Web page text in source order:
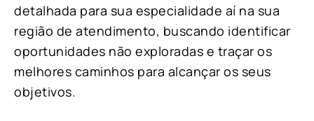
detalhada para sua especialidade aí na sua
região de atendimento, buscando identificar
oportunidades não exploradas e traçar os
melhores caminhos para alcançar os seus
objetivos.